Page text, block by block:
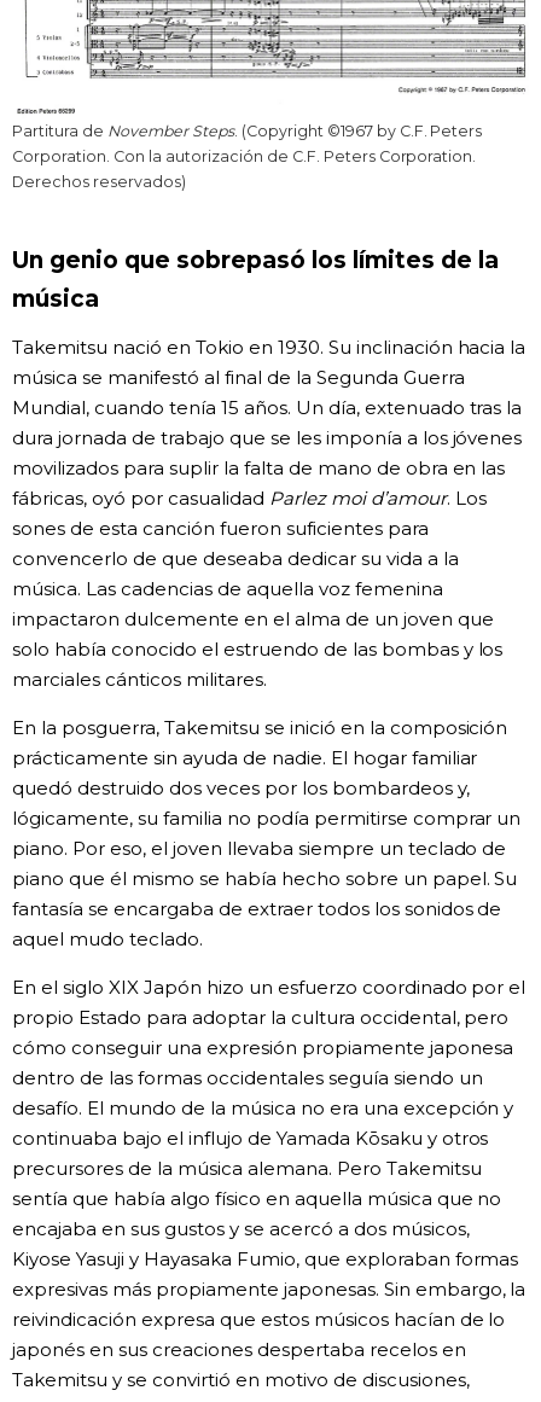
Partitura de November Steps. (Copyright ©1967 by C.F. Peters
Corporation. Con la autorización de C.F. Peters Corporation.
Derechos reservados)
Un genio que sobrepasó los límites de la
música
Takemitsu nació en Tokio en 1930. Su inclinación hacia la
música se manifestó al final de la Segunda Guerra
Mundial, cuando tenía 15 años. Un día, extenuado tras la
dura jornada de trabajo que se les imponía a los jóvenes
movilizados para suplir la falta de mano de obra en las
fábricas, oyó por casualidad Parlez moi d’amour. Los
sones de esta canción fueron suficientes para
convencerlo de que deseaba dedicar su vida a la
música. Las cadencias de aquella voz femenina
impactaron dulcemente en el alma de un joven que
solo había conocido el estruendo de las bombas y los
marciales cánticos militares.
En la posguerra, Takemitsu se inició en la composición
prácticamente sin ayuda de nadie. El hogar familiar
quedó destruido dos veces por los bombardeos y,
lógicamente, su familia no podía permitirse comprar un
piano. Por eso, el joven llevaba siempre un teclado de
piano que él mismo se había hecho sobre un papel. Su
fantasía se encargaba de extraer todos los sonidos de
aquel mudo teclado.
En el siglo XIX Japón hizo un esfuerzo coordinado por el
propio Estado para adoptar la cultura occidental, pero
cómo conseguir una expresión propiamente japonesa
dentro de las formas occidentales seguía siendo un
desafío. El mundo de la música no era una excepción y
continuaba bajo el influjo de Yamada Kōsaku y otros
precursores de la música alemana. Pero Takemitsu
sentía que había algo físico en aquella música que no
encajaba en sus gustos y se acercó a dos músicos,
Kiyose Yasuji y Hayasaka Fumio, que exploraban formas
expresivas más propiamente japonesas. Sin embargo, la
reivindicación expresa que estos músicos hacían de lo
japonés en sus creaciones despertaba recelos en
Takemitsu y se convirtió en motivo de discusiones,